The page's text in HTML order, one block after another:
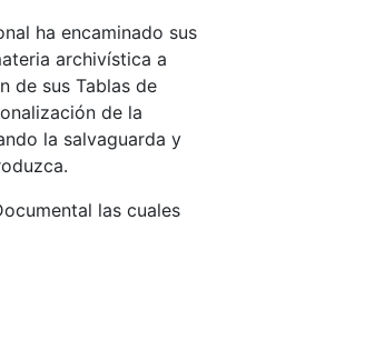
ha encaminado sus
archivística a
de sus Tablas de
de la
la salvaguarda y
las cuales